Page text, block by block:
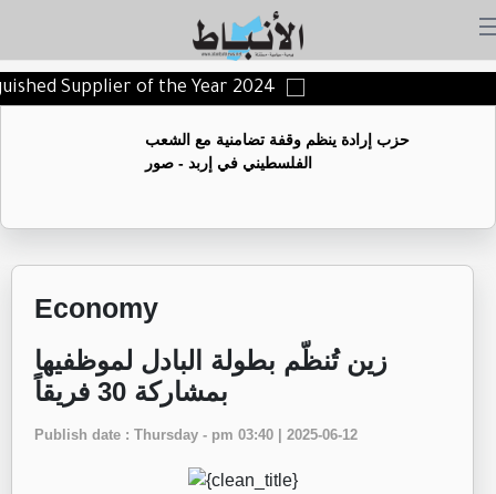
Supplier of the Year 2024
حزب إرادة ينظم وقفة تضامنية مع الشعب
الفلسطيني في إربد - صور
Economy
زين تُنظّم بطولة البادل لموظفيها
بمشاركة 30 فريقاً
Publish date : Thursday - pm 03:40 | 2025-06-12